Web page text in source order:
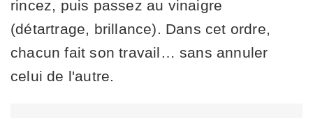
rincez, puis passez au vinaigre
(détartrage, brillance). Dans cet ordre,
chacun fait son travail… sans annuler
celui de l'autre.